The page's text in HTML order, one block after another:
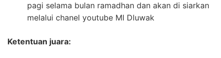
pagi selama bulan ramadhan dan akan di siarkan
melalui chanel youtube MI Dluwak
Ketentuan juara: